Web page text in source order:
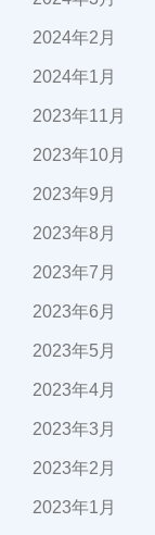
2024年2月
2024年1月
2023年11月
2023年10月
2023年9月
2023年8月
2023年7月
2023年6月
2023年5月
2023年4月
2023年3月
2023年2月
2023年1月